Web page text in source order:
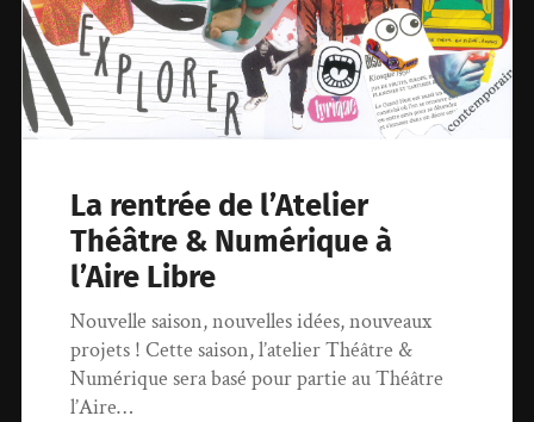
La rentrée de l’Atelier
Théâtre & Numérique à
l’Aire Libre
Nouvelle saison, nouvelles idées, nouveaux
projets ! Cette saison, l’atelier Théâtre &
Numérique sera basé pour partie au Théâtre
l’Aire…